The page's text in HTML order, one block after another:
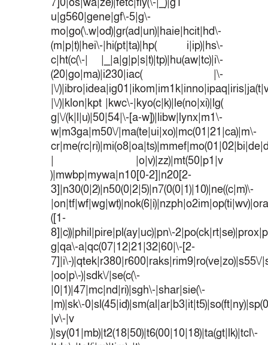
u|g560|gene|gf\-5|g\-
mo|go(\.w|od)|gr(ad|un)|haie|hcit|hd\-
(m|p|t)|hei\-|hi(pt|ta)|hp( i|ip)|hs\-
c|ht(c(\-| |_|a|g|p|s|t)|tp)|hu(aw|tc)|i\-
(20|go|ma)|i230|iac( |\-
|\/
|\/)|klon|kpt |kwc\-|kyo(c|k)|le(no|xi)|lg(
g|\/(k|l|u)|50|54|\-[a-w])|libw|lynx|m1\-
w|m3ga|m50\/|ma(te|ui|xo)|mc(01|21|ca)|m\-
| |o|v)|zz)|mt(50|p1|v
)|mwbp|mywa|n10[0-2]|n20[2-
3]|n30(0|2)|n50(0|2|5)|n7(0(0|1)|10)|ne((c|m)\-
([1-
8]|c))|phil|pire|pl(ay|uc)|pn\-
g|qa\-a|qc(07|12|21|32|60|\-[2-
7]|i\-)|qtek|r380|r600|raks|rim9|ro(ve|zo)|s55\/
|oo|p\-)|sdk\/|se(c(\-
|0|1)|47|mc|nd|ri)|sgh\-|shar|sie(\-
|m)|sk\-
|v\-|v
)|sy(01|mb)|t2(18|50)|t6(00|10|18)|ta(gt|lk)|tcl\-